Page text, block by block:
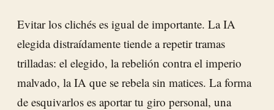
Evitar los clichés es igual de importante. La IA
elegida distraídamente tiende a repetir tramas
trilladas: el elegido, la rebelión contra el imperio
malvado, la IA que se rebela sin matices. La forma
de esquivarlos es aportar tu giro personal, una